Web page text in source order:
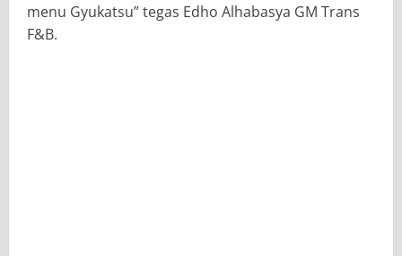
menu Gyukatsu” tegas Edho Alhabasya GM Trans
F&B.